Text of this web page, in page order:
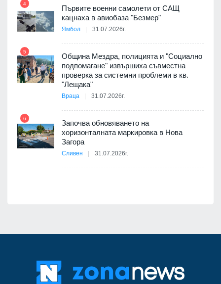
4
Първите военни самолети от САЩ
кацнаха в авиобаза "Безмер"
Ямбол 31.07.2026г.
5
Община Мездра, полицията и "Социално
подпомагане" извършиха съвместна
проверка за системни проблеми в кв.
"Лещака"
Враца 31.07.2026г.
6
Започва обновяването на
хоризонталната маркировка в Нова
Загора
Сливен 31.07.2026г.